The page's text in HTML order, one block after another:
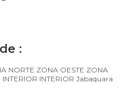
:
NORTE ZONA OESTE ZONA
INTERIOR INTERIOR Jabaquara